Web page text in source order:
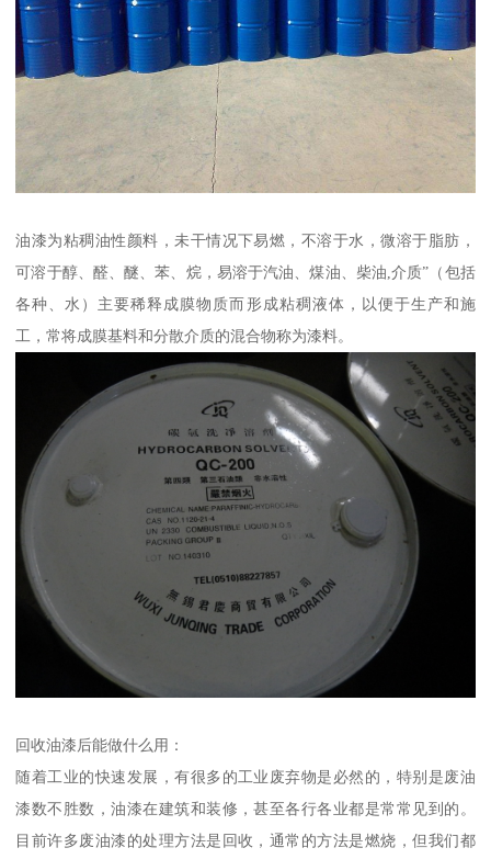
油漆为粘稠油性颜料，未干情况下易燃，不溶于水，微溶于脂肪，
可溶于醇、醛、醚、苯、烷，易溶于汽油、煤油、柴油,介质”（包括
各种、水）主要稀释成膜物质而形成粘稠液体，以便于生产和施
工，常将成膜基料和分散介质的混合物称为漆料。
回收油漆后能做什么用：
随着工业的快速发展，有很多的工业废弃物是必然的，特别是废油
漆数不胜数，油漆在建筑和装修，甚至各行各业都是常常见到的。
目前许多废油漆的处理方法是回收，通常的方法是燃烧，但我们都